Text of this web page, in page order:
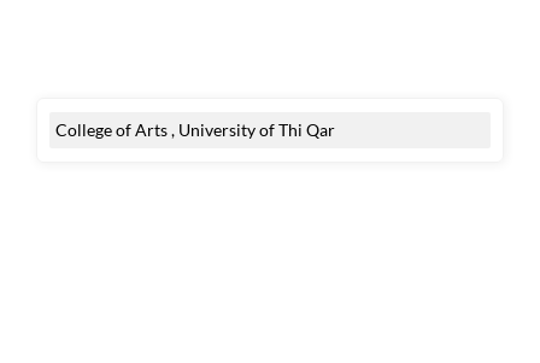
College of Arts , University of Thi Qar